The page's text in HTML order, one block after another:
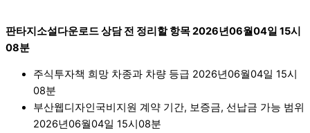
판타지소설다운로드 상담 전 정리할 항목 2026년06월04일 15시
08분
주식투자책 희망 차종과 차량 등급 2026년06월04일 15시
08분
부산웹디자인국비지원 계약 기간, 보증금, 선납금 가능 범위
2026년06월04일 15시08분